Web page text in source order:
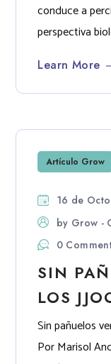
conduce a
perspectiva
Learn More
Artículo Grow
16 de
by Grow -
0
SIN
LOS
Sin pañuelos
Por Marisol